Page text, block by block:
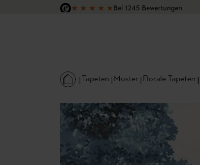
Hauptinhalt springen
Zur Suche springen
Zur Hauptnavigation springen
★ ★ ★ ★ ★Bei 1245 Bewertungen
Tapeten Muster Florale Tapeten